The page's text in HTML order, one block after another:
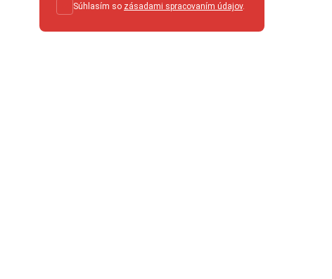
Súhlasím so zásadami spracovaním údajov.